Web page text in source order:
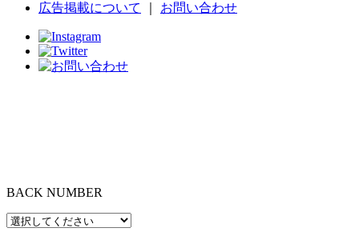
広告掲載について お問い合わせ
BACK NUMBER